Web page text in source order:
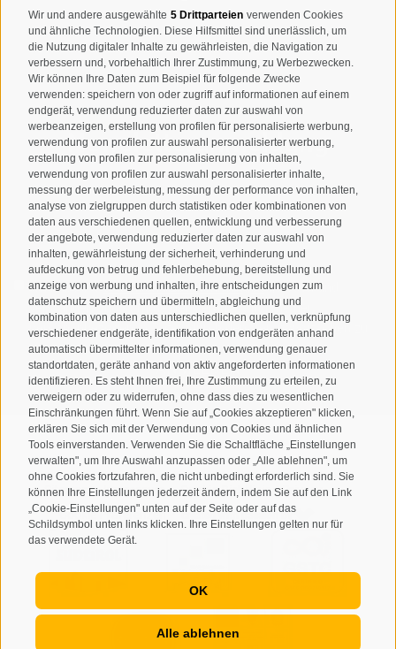
Wir und andere ausgewählte 5 Drittparteien verwenden Cookies
und ähnliche Technologien. Diese Hilfsmittel sind unerlässlich, um
die Nutzung digitaler Inhalte zu gewährleisten, die Navigation zu
verbessern und, vorbehaltlich Ihrer Zustimmung, zu Werbezwecken.
Wir können Ihre Daten zum Beispiel für folgende Zwecke
verwenden: speichern von oder zugriff auf informationen auf einem
endgerät, verwendung reduzierter daten zur auswahl von
werbeanzeigen, erstellung von profilen für personalisierte werbung,
verwendung von profilen zur auswahl personalisierter werbung,
erstellung von profilen zur personalisierung von inhalten,
verwendung von profilen zur auswahl personalisierter inhalte,
messung der werbeleistung, messung der performance von inhalten,
analyse von zielgruppen durch statistiken oder kombinationen von
daten aus verschiedenen quellen, entwicklung und verbesserung
der angebote, verwendung reduzierter daten zur auswahl von
inhalten, gewährleistung der sicherheit, verhinderung und
aufdeckung von betrug und fehlerbehebung, bereitstellung und
anzeige von werbung und inhalten, ihre entscheidungen zum
datenschutz speichern und übermitteln, abgleichung und
kombination von daten aus unterschiedlichen quellen, verknüpfung
verschiedener endgeräte, identifikation von endgeräten anhand
automatisch übermittelter informationen, verwendung genauer
standortdaten, geräte anhand von aktiv angeforderten informationen
identifizieren. Es steht Ihnen frei, Ihre Zustimmung zu erteilen, zu
verweigern oder zu widerrufen, ohne dass dies zu wesentlichen
Einschränkungen führt. Wenn Sie auf „Cookies akzeptieren" klicken,
erklären Sie sich mit der Verwendung von Cookies und ähnlichen
Tools einverstanden. Verwenden Sie die Schaltfläche „Einstellungen
verwalten", um Ihre Auswahl anzupassen oder „Alle ablehnen", um
ohne Cookies fortzufahren, die nicht unbedingt erforderlich sind. Sie
können Ihre Einstellungen jederzeit ändern, indem Sie auf den Link
„Cookie-Einstellungen" unten auf der Seite oder auf das
Schildsymbol unten links klicken. Ihre Einstellungen gelten nur für
das verwendete Gerät.
OK
Alle ablehnen
T+39 0474 678076
info@taufers.com
Newsletteranmeldung
Ich habe dieDatenschutzbestimmungengelesen und
verstanden und stimme der Verarbeitung meiner
personenbezogenen Daten durch den Verantwortlichen zu
ANMELDEN
Sitemap • Impressum • Cookie-Richtlinie • Privacy •
Cookie Präferenzen • created with passion by